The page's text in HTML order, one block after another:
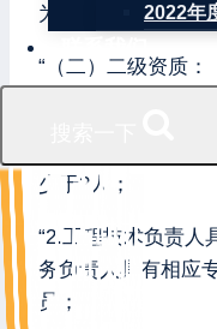
2022年
为：
“（二）二级资质：
“1.有职称的建筑
类的专业管理人员
少于2人；
“2.工程技术负责人
务负责人具有相应
员；